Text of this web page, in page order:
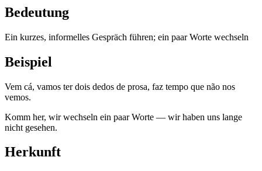
Bedeutung
Ein kurzes, informelles Gespräch führen; ein paar Worte wechseln
Beispiel
Vem cá, vamos ter dois dedos de prosa, faz tempo que não nos
vemos.
Komm her, wir wechseln ein paar Worte — wir haben uns lange
nicht gesehen.
Herkunft